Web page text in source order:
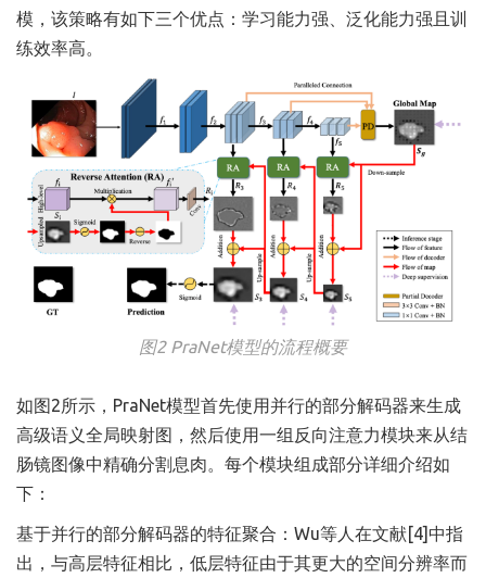
模，该策略有如下三个优点：学习能力强、泛化能力强且训
练效率高。
图2 PraNet模型的流程概要
如图2所示，PraNet模型首先使用并行的部分解码器来生成
高级语义全局映射图，然后使用一组反向注意力模块来从结
肠镜图像中精确分割息肉。每个模块组成部分详细介绍如
下：
基于并行的部分解码器的特征聚合：Wu等人在文献[4]中指
出，与高层特征相比，低层特征由于其更大的空间分辨率而